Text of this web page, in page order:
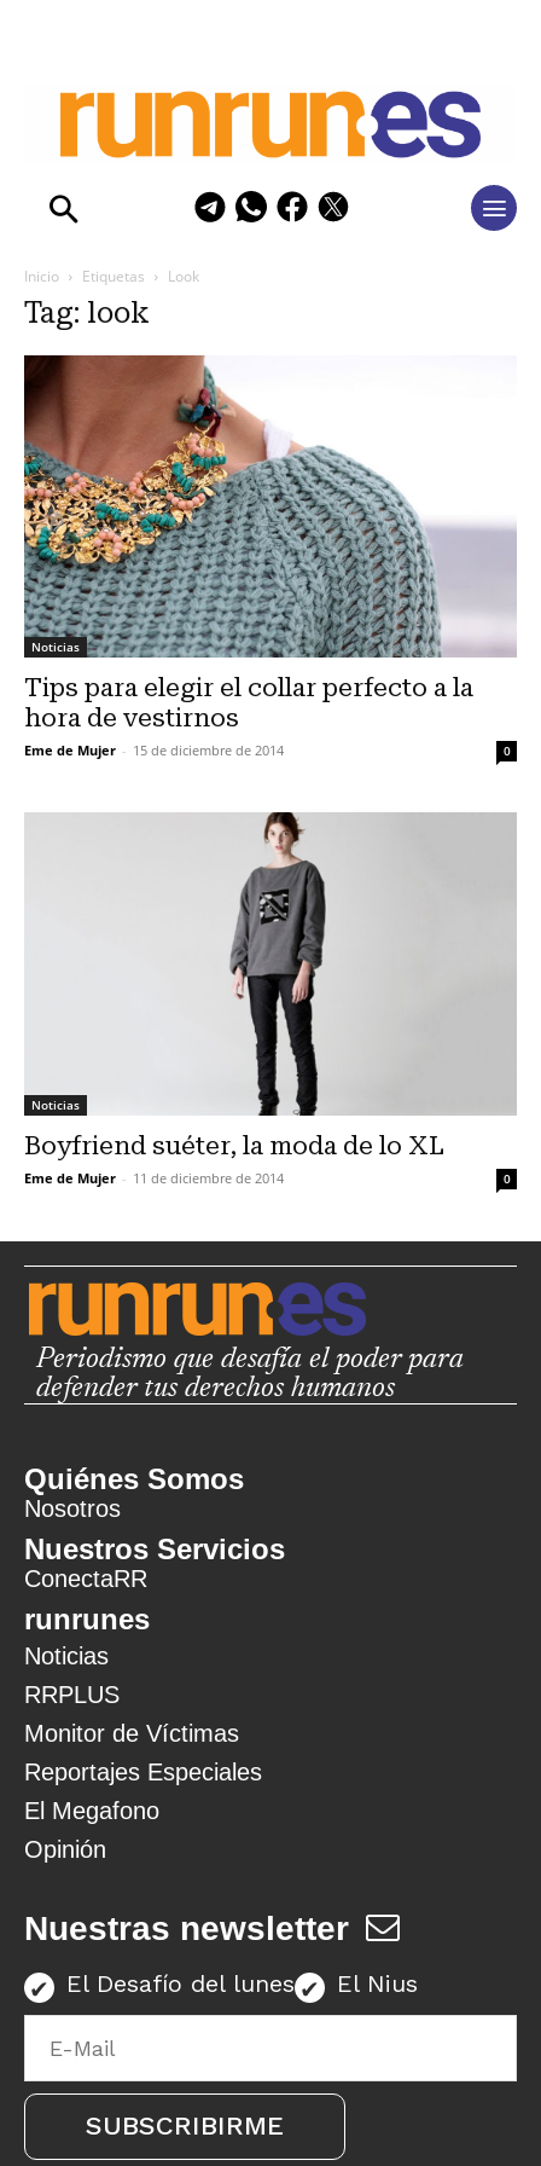
Inicio Etiquetas Look
Tag: look
Noticias
Tips para elegir el collar perfecto a la
hora de vestirnos
Eme de Mujer - 15 de diciembre de 2014 0
Noticias
Boyfriend suéter, la moda de lo XL
Eme de Mujer - 11 de diciembre de 2014 0
Periodismo que desafía el poder para
defender tus derechos humanos
Quiénes Somos
Nosotros
Nuestros Servicios
ConectaRR
runrunes
Noticias
RRPLUS
Monitor de Víctimas
Reportajes Especiales
El Megafono
Opinión
Nuestras newsletter
El Desafío del lunes El Nius